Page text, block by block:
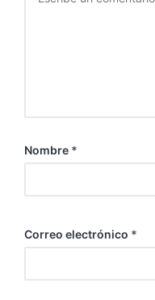
Nombre *
Correo electrónico *